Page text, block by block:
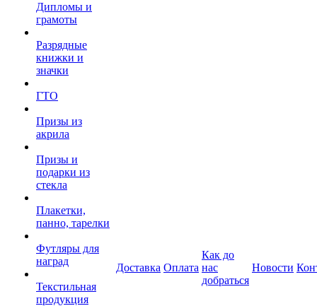
Дипломы и
грамоты
Разрядные
книжки и
значки
ГТО
Призы из
акрила
Призы и
подарки из
стекла
Плакетки,
панно, тарелки
Футляры для
наград
Текстильная
продукция
Доставка Оплата
Как до
нас
добраться
Новости